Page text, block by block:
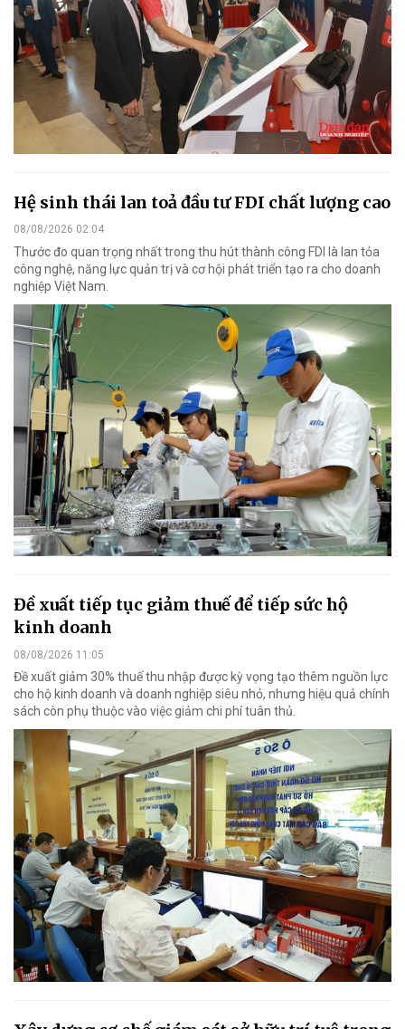
Hệ sinh thái lan toả đầu tư FDI chất lượng cao
08/08/2026 02:04
Thước đo quan trọng nhất trong thu hút thành công FDI là lan tỏa
công nghệ, năng lực quản trị và cơ hội phát triển tạo ra cho doanh
nghiệp Việt Nam.
Đề xuất tiếp tục giảm thuế để tiếp sức hộ
kinh doanh
08/08/2026 11:05
Đề xuất giảm 30% thuế thu nhập được kỳ vọng tạo thêm nguồn lực
cho hộ kinh doanh và doanh nghiệp siêu nhỏ, nhưng hiệu quả chính
sách còn phụ thuộc vào việc giảm chi phí tuân thủ.